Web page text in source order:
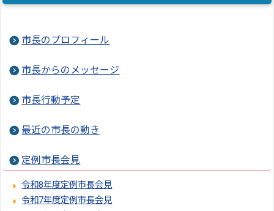
市長のプロフィール
市長からのメッセージ
市長行動予定
最近の市長の動き
定例市長会見
令和8年度定例市長会見
令和7年度定例市長会見